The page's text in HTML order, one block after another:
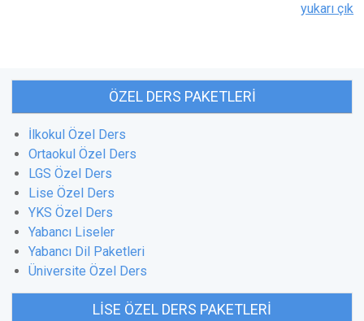
yukarı çık
ÖZEL DERS PAKETLERI
İlkokul Özel Ders
Ortaokul Özel Ders
LGS Özel Ders
Lise Özel Ders
YKS Özel Ders
Yabancı Liseler
Yabancı Dil Paketleri
Üniversite Özel Ders
LISE ÖZEL DERS PAKETLERI